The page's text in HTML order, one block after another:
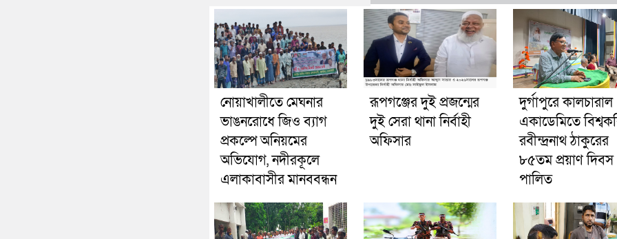
নোয়াখালীতে মেঘনার
ভাঙনরোধে জিও ব্যাগ
প্রকল্পে অনিয়মের
অভিযোগ, নদীরকূলে
এলাকাবাসীর মানববন্ধন
রূপগঞ্জের দুই প্রজন্মের
দুই সেরা থানা নির্বাহী
অফিসার
দুর্গাপুরে কালচারাল
একাডেমিতে
রবীন্দ্রনাথ ঠাকুরের
৮৫তম প্রয়াণ দিবস
পালিত